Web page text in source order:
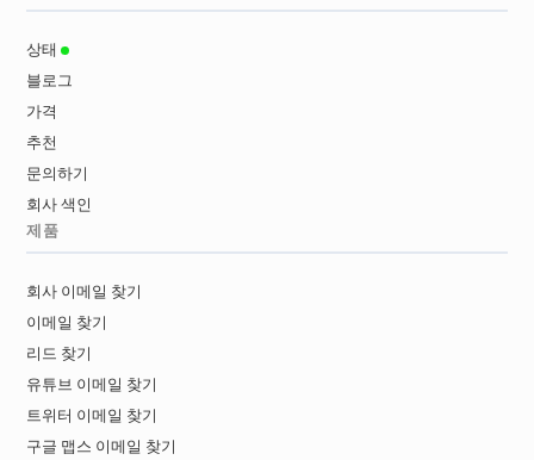
상태
블로그
가격
추천
문의하기
회사 색인
제품
회사 이메일 찾기
이메일 찾기
리드 찾기
유튜브 이메일 찾기
트위터 이메일 찾기
구글 맵스 이메일 찾기